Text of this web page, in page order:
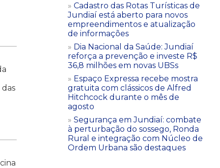
Cadastro das Rotas Turísticas de
Jundiaí está aberto para novos
empreendimentos e atualização
de informações
Dia Nacional da Saúde: Jundiaí
reforça a prevenção e investe R$
36,8 milhões em novas UBSs
Espaço Expressa recebe mostra
gratuita com clássicos de Alfred
Hitchcock durante o mês de
agosto
Segurança em Jundiaí: combate
à perturbação do sossego, Ronda
Rural e integração com Núcleo de
Ordem Urbana são destaques